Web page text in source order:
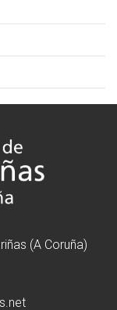
(A Coruña)